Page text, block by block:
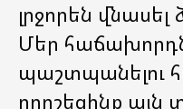
լրջորեն
Մեր
պաշտպանելու
որոշեցինք այն